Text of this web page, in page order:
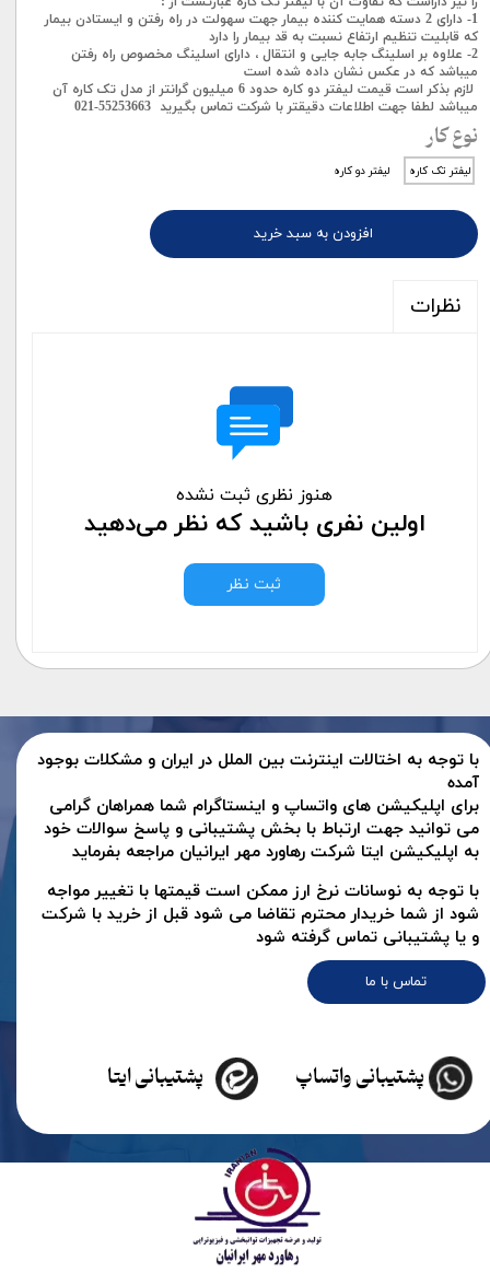
1- دارای 2 دسته همایت کننده بیمار جهت سهولت در راه رفتن و ایستادن بیمار
که قابلیت تنظیم ارتفاع نسبت به قد بیمار را دارد
2- علاوه بر اسلینگ جابه جایی و انتقال ، دارای اسلینگ مخصوص راه رفتن
میباشد که در عکس نشان داده شده است
لازم بذکر است قیمت لیفتر دو کاره حدود 6 میلیون گرانتر از مدل تک کاره آن
میباشد لطفا جهت اطلاعات دقیقتر با شرکت تماس بگیرید 55253663-021
نوع کار
لیفتر تک کاره لیفتر دو کاره
افزودن به سبد خرید
نظرات
هنوز نظری ثبت نشده
اولین نفری باشید که نظر می‌دهید
ثبت نظر
تماس با ما
با توجه به اختالات اینترنت بین الملل در ایران و مشکلات بوجود
آمده
برای اپلیکیشن های واتساپ و اینستاگرام شما همراهان گرامی
می توانید جهت ارتباط با بخش پشتیبانی و پاسخ سوالات خود
به اپلیکیشن ایتا شرکت رهاورد مهر ایرانیان مراجعه بفرماید
پشتیبانی ایتا پشتیبانی واتساپ
با توجه به نوسانات نرخ ارز ممکن است قیمتها با تغییر مواجه
شود از شما خریدار محترم تقاضا می شود قبل از خرید با شرکت
و یا پشتیبانی تماس گرفته شود